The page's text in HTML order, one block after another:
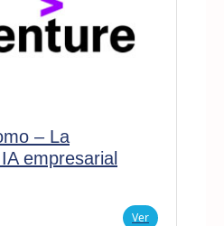
– La
empresarial
Ver